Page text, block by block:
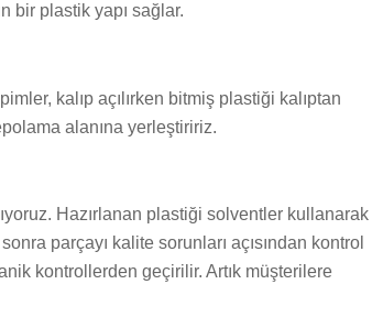
bir plastik yapı sağlar.
kalıp açılırken bitmiş plastiği kalıptan
alanına yerleştiririz.
Hazırlanan plastiği solventler kullanarak
parçayı kalite sorunları açısından kontrol
kontrollerden geçirilir. Artık müşterilere